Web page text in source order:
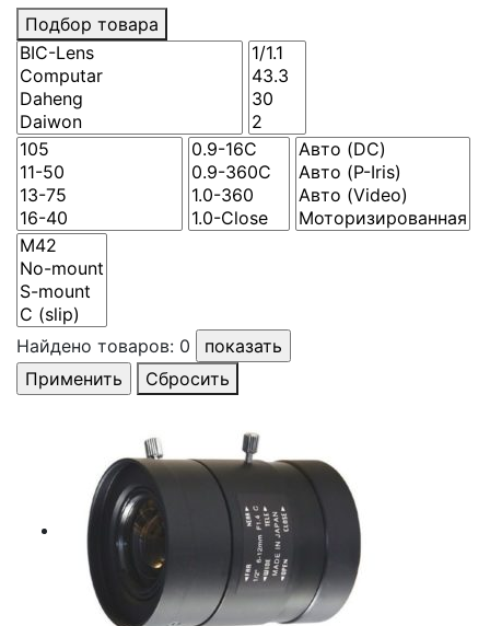
Подбор товара
Найдено товаров: 0
Сбросить